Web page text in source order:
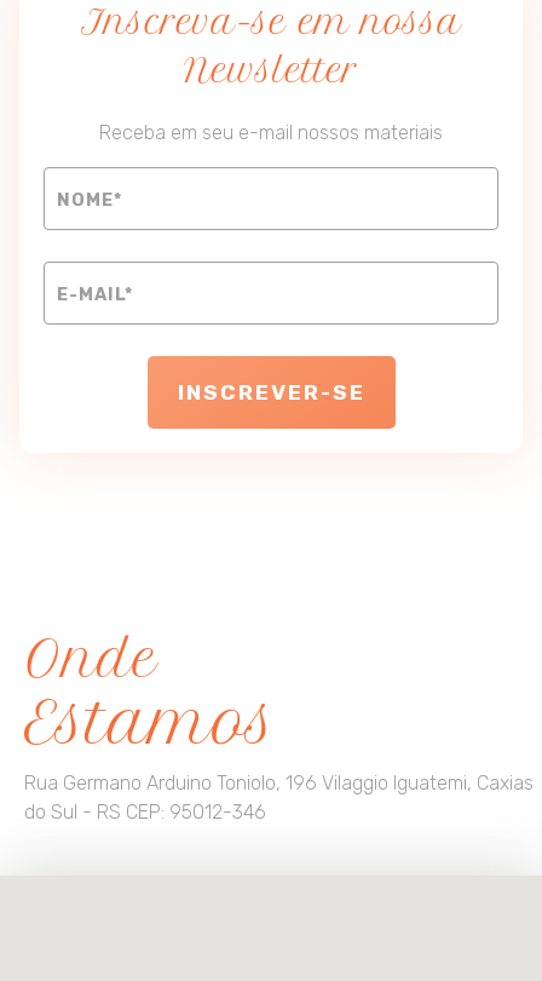
Inscreva-se em nossa
Newsletter
Receba em seu e-mail nossos materiais
INSCREVER-SE
Onde
Estamos
Rua Germano Arduino Toniolo, 196 Vilaggio Iguatemi, Caxias
do Sul - RS CEP: 95012-346